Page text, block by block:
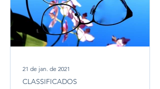
CLASSIFICADOS
21 de jan. de 2021